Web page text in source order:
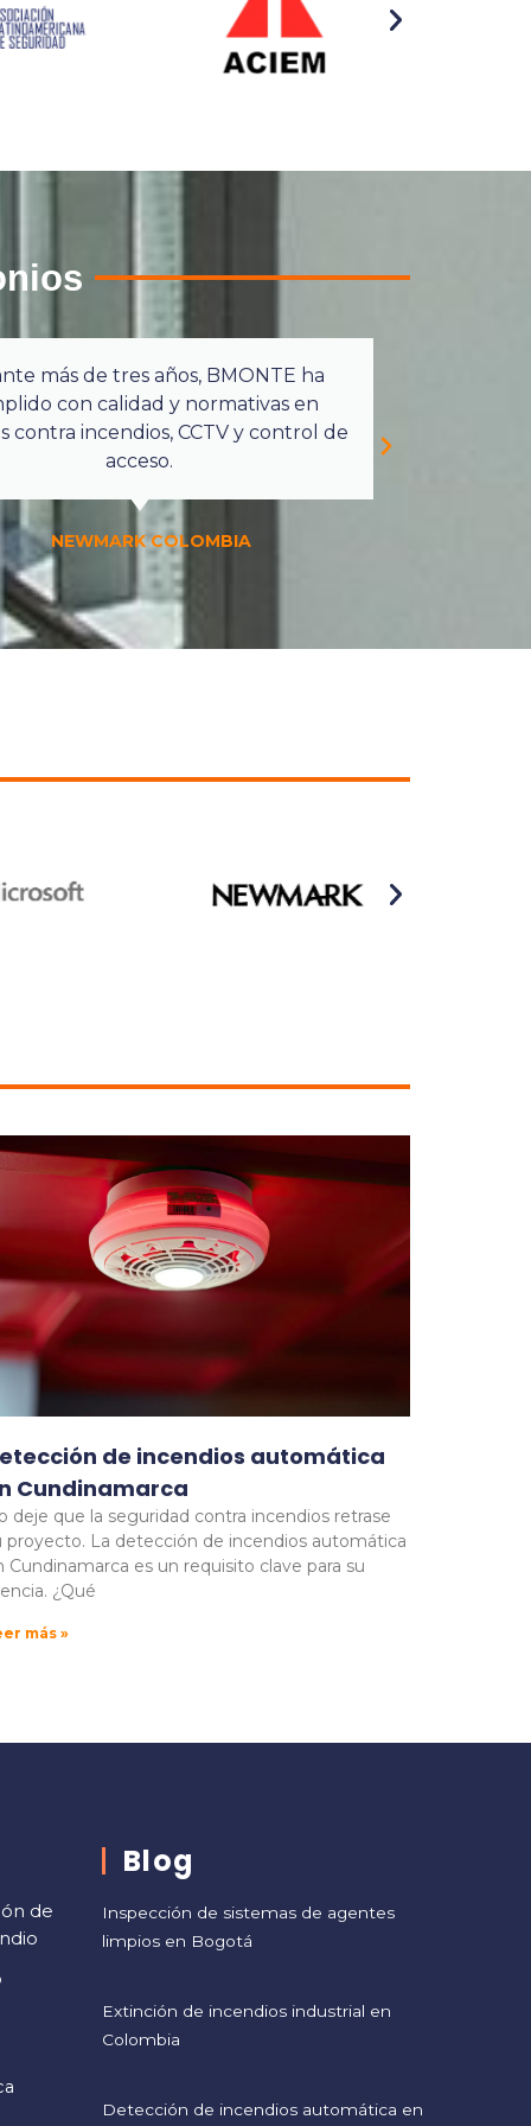
más de tres años, BMONTE ha
con calidad y normativas en
contra incendios, CCTV y control de
acceso.
NEWMARK COLOMBIA
de incendios automática
Cundinamarca
deje que la seguridad contra incendios retrase
proyecto. La detección de incendios automática
Cundinamarca es un requisito clave para su
¿Qué
más »
de
Blog
Inspección de sistemas de agentes
limpios en Bogotá
Extinción de incendios industrial en
Colombia
Detección de incendios automática en